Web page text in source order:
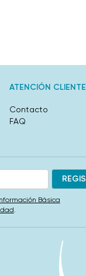
ATENCIÓN CLIENTE
Contacto
FAQ
Básica
.